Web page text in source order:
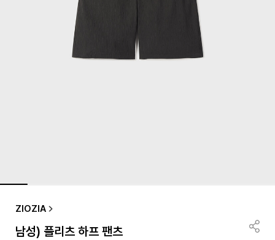
ZIOZIA
남성) 플리츠 하프 팬츠